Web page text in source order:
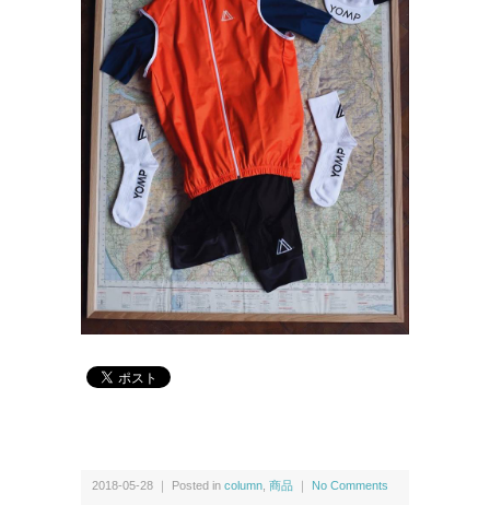
2018-05-28 ｜ Posted in column 商品 ｜ No Comments